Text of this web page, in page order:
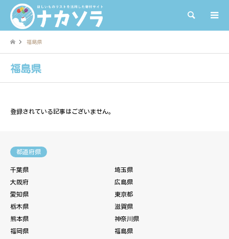
検索
福島県
福島県
登録されている記事はございません。
都道府県
千葉県
埼玉県
大阪府
広島県
愛知県
東京都
栃木県
滋賀県
熊本県
神奈川県
福岡県
福島県